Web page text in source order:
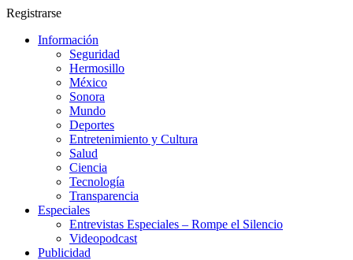
Registrarse
Información
Seguridad
Hermosillo
México
Sonora
Mundo
Deportes
Entretenimiento y Cultura
Salud
Ciencia
Tecnología
Transparencia
Especiales
Entrevistas Especiales – Rompe el Silencio
Videopodcast
Publicidad